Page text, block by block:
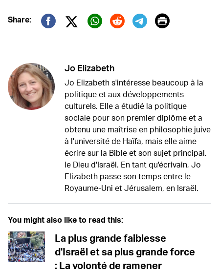
Share:
Twitter (X)
Print
Jo Elizabeth
Jo Elizabeth s'intéresse beaucoup à la
politique et aux développements
culturels. Elle a étudié la politique
sociale pour son premier diplôme et a
obtenu une maîtrise en philosophie juive
à l'université de Haïfa, mais elle aime
écrire sur la Bible et son sujet principal,
le Dieu d'Israël. En tant qu'écrivain, Jo
Elizabeth passe son temps entre le
Royaume-Uni et Jérusalem, en Israël.
You might also like to read this:
La plus grande faiblesse
d'Israël et sa plus grande force
: La volonté de ramener